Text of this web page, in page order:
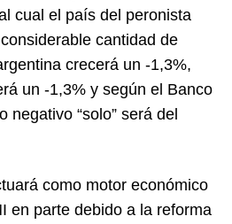
cual el país del peronista
cantidad de
crecerá un -1,3%,
un -1,3% y según el Banco
negativo “solo” será del
como motor económico
en parte debido a la reforma